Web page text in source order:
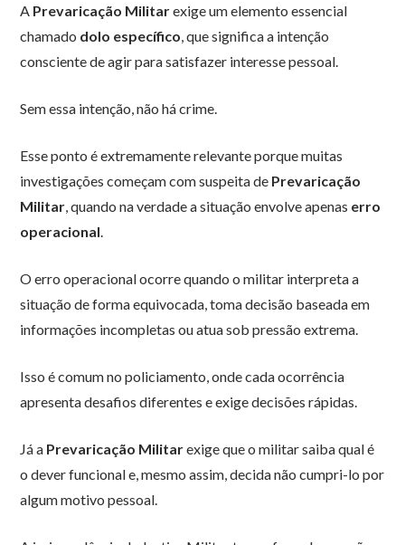
A Prevaricação Militarexige um elemento essencial
chamado dolo específico, que significa a intenção
consciente de agir para satisfazer interesse pessoal.
Sem essa intenção, não há crime.
Esse ponto é extremamente relevante porque muitas
investigações começam com suspeita de Prevaricação
Militar, quando na verdade a situação envolve apenas erro
operacional.
O erro operacional ocorre quando o militar interpreta a
situação de forma equivocada, toma decisão baseada em
informações incompletas ou atua sob pressão extrema.
Isso é comum no policiamento, onde cada ocorrência
apresenta desafios diferentes e exige decisões rápidas.
Já a Prevaricação Militarexige que o militar saiba qual é
o dever funcional e, mesmo assim, decida não cumpri-lo por
algum motivo pessoal.